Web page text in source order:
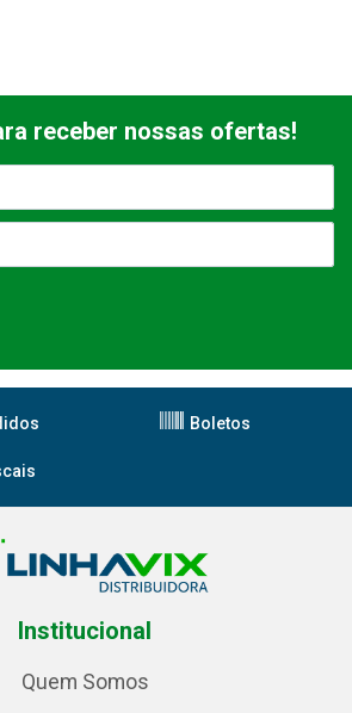
receber nossas ofertas!
Boletos
Institucional
Quem Somos